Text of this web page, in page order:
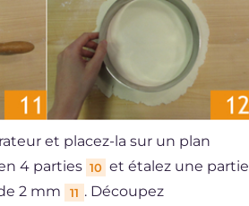
et placez-la sur un plan
4 parties 10 et étalez une partie
2 mm
11 . Découpez